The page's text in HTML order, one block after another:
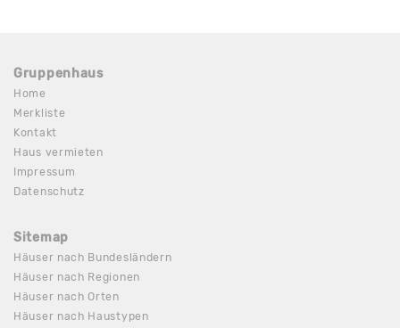
Gruppenhaus
Home
Merkliste
Kontakt
Haus vermieten
Impressum
Datenschutz
Sitemap
Häuser nach Bundesländern
Häuser nach Regionen
Häuser nach Orten
Häuser nach Haustypen